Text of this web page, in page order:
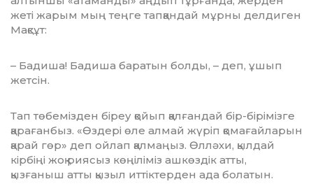
жеті жарым мың теңге тапқандай мұрны делдиген
Мақсұт:
– Бадиша! Бадиша баратын болды, – деп, ұшып
жетсін.
Тап төбемізден біреу қойып қал­ған­дай бір-бірімізге
қарағанбыз. «Өздері өле алмай жүріп қомағай­ла­рын
қарай гөр» деп ойлап қалмаңыз. Өлләхи, қылдай
кірбіңі жоқ риясыз көңіліміз ашкөздік атты,
қызғаныш атты қызыл иттіктерден ада болатын.